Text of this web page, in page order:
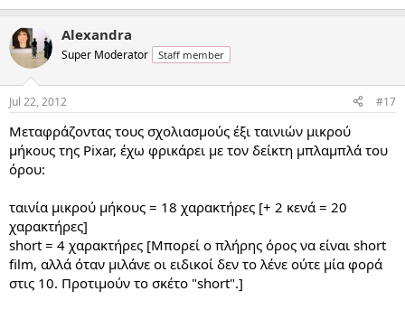
Alexandra
Super Moderator Staff member
Jul 22, 2012 #17
Μεταφράζοντας τους σχολιασμούς έξι ταινιών μικρού
μήκους της Pixar, έχω φρικάρει με τον δείκτη μπλαμπλά του
όρου:
ταινία μικρού μήκους = 18 χαρακτήρες [+ 2 κενά = 20
χαρακτήρες]
short = 4 χαρακτήρες [Μπορεί ο πλήρης όρος να είναι short
film, αλλά όταν μιλάνε οι ειδικοί δεν το λένε ούτε μία φορά
στις 10. Προτιμούν το σκέτο "short".]